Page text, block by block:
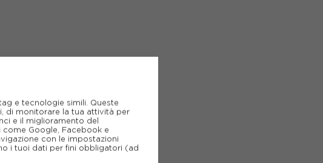
e tecnologie simili. Queste
di monitorare la tua attività per
e il miglioramento del
Google, Facebook e
con le impostazioni
i tuoi dati per fini obbligatori (ad